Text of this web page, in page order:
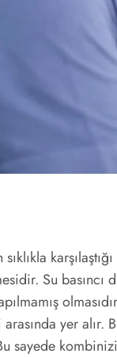
Su
arasında yer
sayede